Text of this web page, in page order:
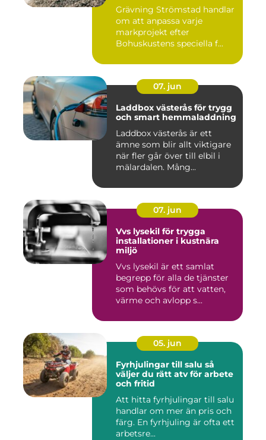
Grävning Strömstad handlar
om att anpassa varje
markprojekt efter
Bohuskustens speciella f...
07. jun
Laddbox västerås för trygg
och smart hemmaladdning
Laddbox västerås är ett
ämne som blir allt viktigare
när fler går över till elbil i
mälardalen. Mång...
07. jun
Vvs lysekil för trygga
installationer i kustnära
miljö
Vvs lysekil är ett samlat
begrepp för alla de tjänster
som behövs för att vatten,
värme och avlopp s...
05. jun
Fyrhjulingar till salu så
väljer du rätt atv för arbete
och fritid
Att hitta fyrhjulingar till salu
handlar om mer än pris och
färg. En fyrhjuling är ofta ett
arbetsre...